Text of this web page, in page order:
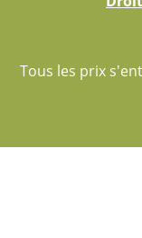
Tous les prix